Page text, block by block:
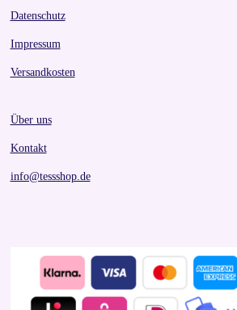
Datenschutz
Impressum
Versandkosten
Über uns
Kontakt
info@tessshop.de